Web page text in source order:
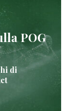
POG
di